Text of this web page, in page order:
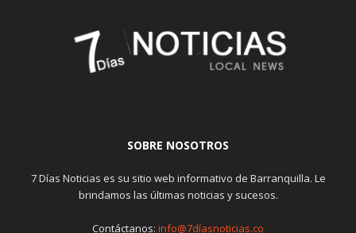
SOBRE NOSOTROS
7 Días Noticias es su sitio web informativo de Barranquilla. Le
brindamos las últimas noticias y sucesos.
Contáctanos: info@7díasnoticias.co